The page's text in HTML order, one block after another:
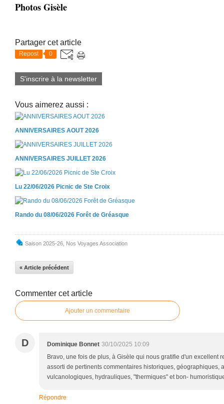
Photos Gisèle
Partager cet article
Repost 0
S'inscrire à la newsletter
Vous aimerez aussi :
ANNIVERSAIRES AOUT 2026
ANNIVERSAIRES JUILLET 2026
Lu 22/06/2026 Picnic de Ste Croix
Rando du 08/06/2026 Forêt de Gréasque
Saison 2025-26 Nos Voyages Association
« Article précédent
Commenter cet article
Ajouter un commentaire
D Dominique Bonnet 30/10/2025 10:09
Bravo, une fois de plus, à Gisèle qui nous gratifie d'un excellent
assorti de pertinents commentaires historiques, géographiques,
vulcanologiques, hydrauliques, "thermiques" et bon-
Répondre